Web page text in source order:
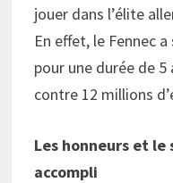
jouer dans l’élite
En effet, le Fennec
pour une durée de 5
contre 12 millions
Les honneurs et
accompli